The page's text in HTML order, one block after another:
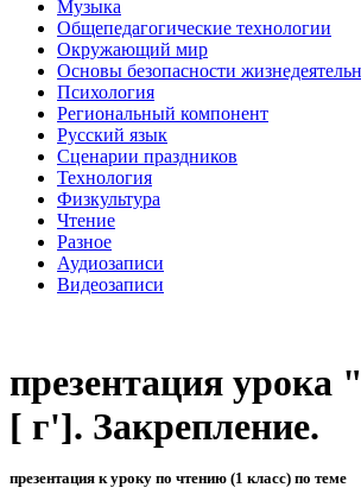
Музыка
Общепедагогические технологии
Окружающий мир
Основы безопасности
Психология
Региональный компонент
Русский язык
Сценарии праздников
Технология
Физкультура
Чтение
Разное
Аудиозаписи
Видеозаписи
презентация урока
[ г']. Закрепление.
презентация к уроку по чтению (1 класс) по теме